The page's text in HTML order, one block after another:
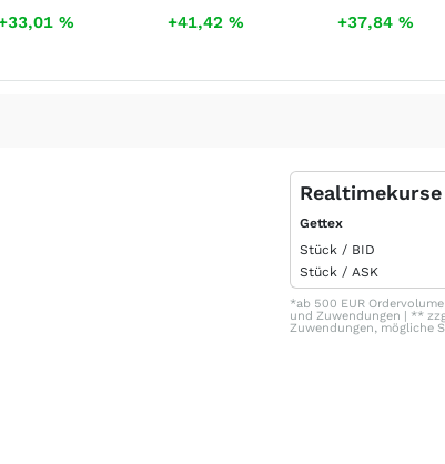
% +41,42% +37,84 %
Realtimekurse
Gettex
Stück / BID
Stück / ASK
*ab 500 EUR
und Zuwendungen | **
Zuwendungen, mögliche